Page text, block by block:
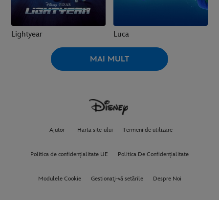
Lightyear Luca
MAI MULT
Ajutor Harta site-ului Termeni de utilizare
Politica de confidențialitate UE Politica De Confidențialitate
Modulele Cookie Gestionaţi-vă setările Despre Noi